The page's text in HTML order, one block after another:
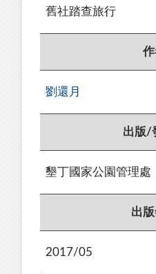
舊社踏查旅行
劉還月
出版/
墾丁國家公園管理處
出版
2017/05